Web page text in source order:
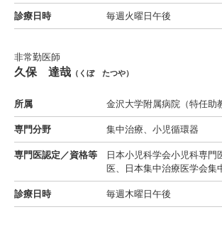
診療日時 毎週火曜日午後
非常勤医師
久保 達哉 （くぼ たつや）
所属 金沢大学附属病院（特任助
専門分野 集中治療、小児循環器
専門医認定／資格等
日本小児科学会小児科専門
医、日本集中治療医学会集
診療日時 毎週木曜日午後